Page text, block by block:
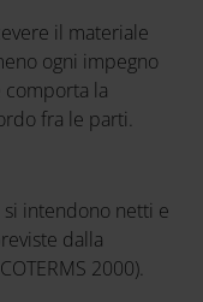
il materiale
ogni impegno
comporta la
fra le parti.
si intendono netti e
dalla
2000).